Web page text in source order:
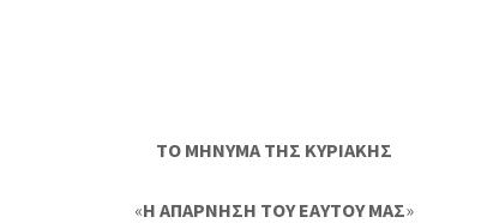
ΤΟ ΜΗΝΥΜΑ ΤΗΣ ΚΥΡΙΑΚΗΣ
«Η ΑΠΑΡΝΗΣΗ ΤΟΥ ΕΑΥΤΟΥ ΜΑΣ»